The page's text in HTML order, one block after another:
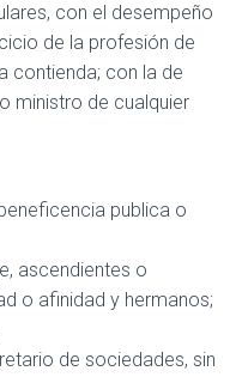
con el desempeño
de la profesión de
contienda; con la de
ministro de cualquier
publica o
ascendientes o
o afinidad y hermanos;
de sociedades, sin